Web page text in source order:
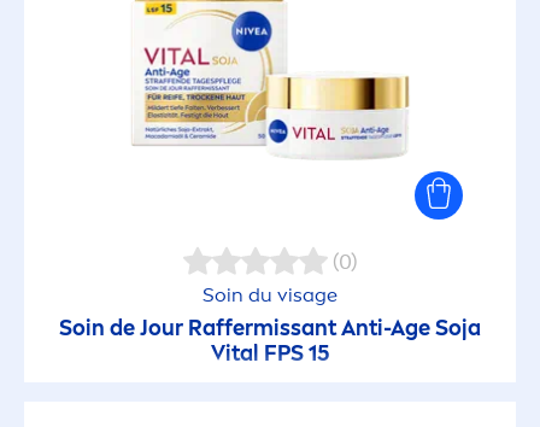
(0)
Soin du visage
Soin de Jour Raffermissant Anti-AgeSoja
Vital FPS 15